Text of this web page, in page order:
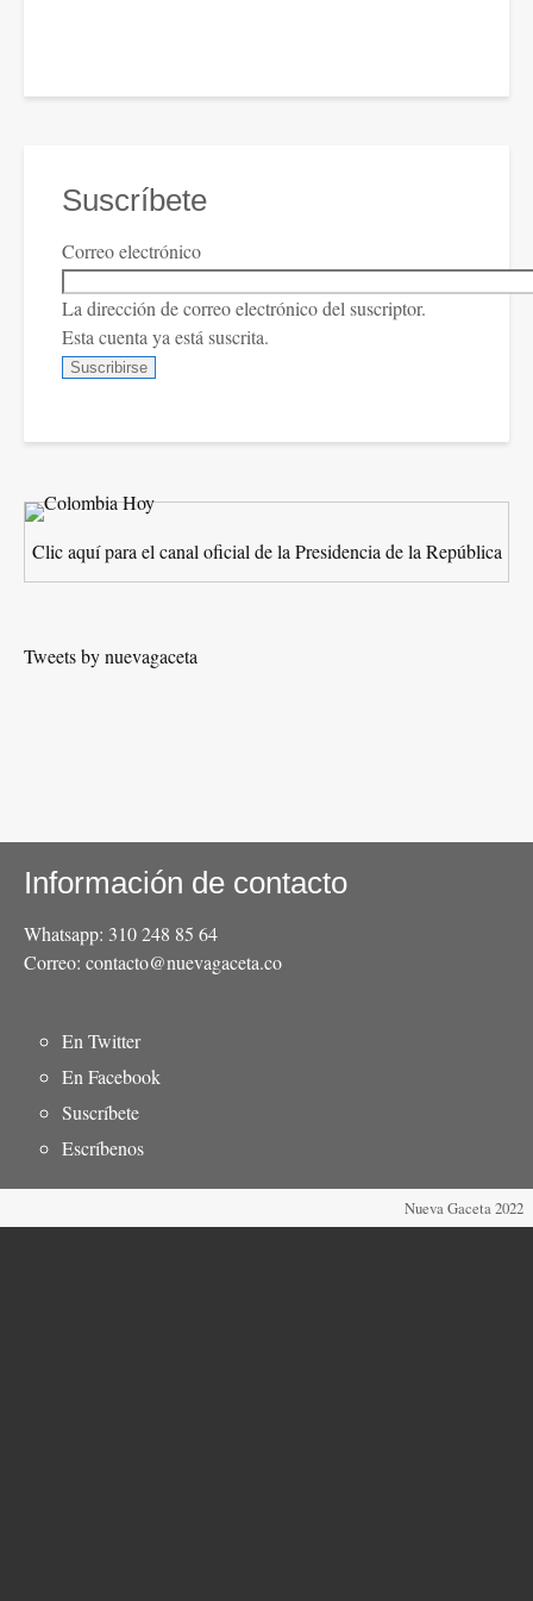
Suscríbete
Correo electrónico
La dirección de correo electrónico del suscriptor.
Esta cuenta ya está suscrita.
Clic aquí para el canal oficial de la Presidencia de la República
Tweets by nuevagaceta
Información de contacto
Whatsapp: 310 248 85 64
Correo: contacto@nuevagaceta.co
Menú
del
pie
En Twitter
En Facebook
Suscríbete
Escríbenos
Nueva Gaceta 2022